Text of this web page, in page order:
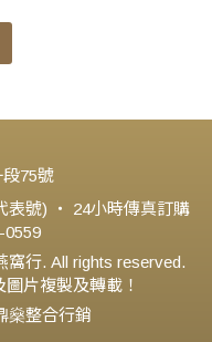
75號
表號) ‧ 24小時傳真訂購
0559
行. All rights reserved.
片複製及轉載！
燊整合行銷